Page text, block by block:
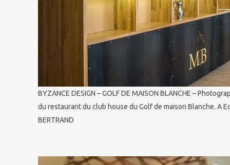
BYZANCE DESIGN – GOLF DE MAISON BLANCHE –
du restaurant du club house du Golf de maison Blanche. A
BERTRAND